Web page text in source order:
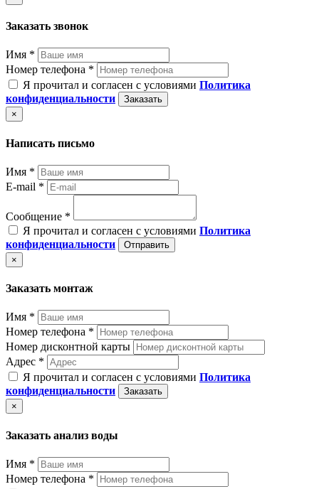
Заказать звонок
Имя *
Номер телефона *
Я прочитал и согласен с условиями Политика
конфиденциальности
Заказать
×
Написать письмо
Имя *
E-mail *
Сообщение *
Я прочитал и согласен с условиями Политика
конфиденциальности
Отправить
×
Заказать монтаж
Имя *
Номер телефона *
Номер дисконтной карты
Адрес *
Я прочитал и согласен с условиями Политика
конфиденциальности
Заказать
×
Заказать анализ воды
Имя *
Номер телефона *